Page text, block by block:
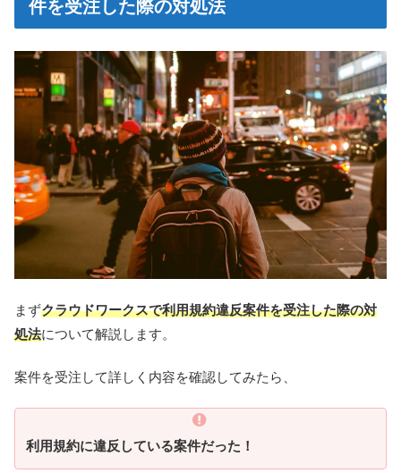
件を受注した際の対処法
まずクラウドワークスで利用規約違反案件を受注した際の対
処法について解説します。
案件を受注して詳しく内容を確認してみたら、
利用規約に違反している案件だった！